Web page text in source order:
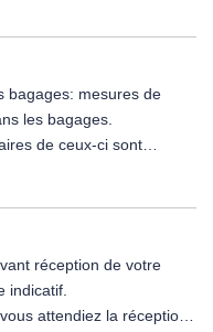
d'un parking ou ils
envoyée 30 jours avant
bagages: mesures de
les bagages
de ceux-ci sont
le départ. Les vols
transport.
de départ tardif et/ou
le départ pouvant
de départ peut être celle
réception de votre
indicatif.
attendiez la réception